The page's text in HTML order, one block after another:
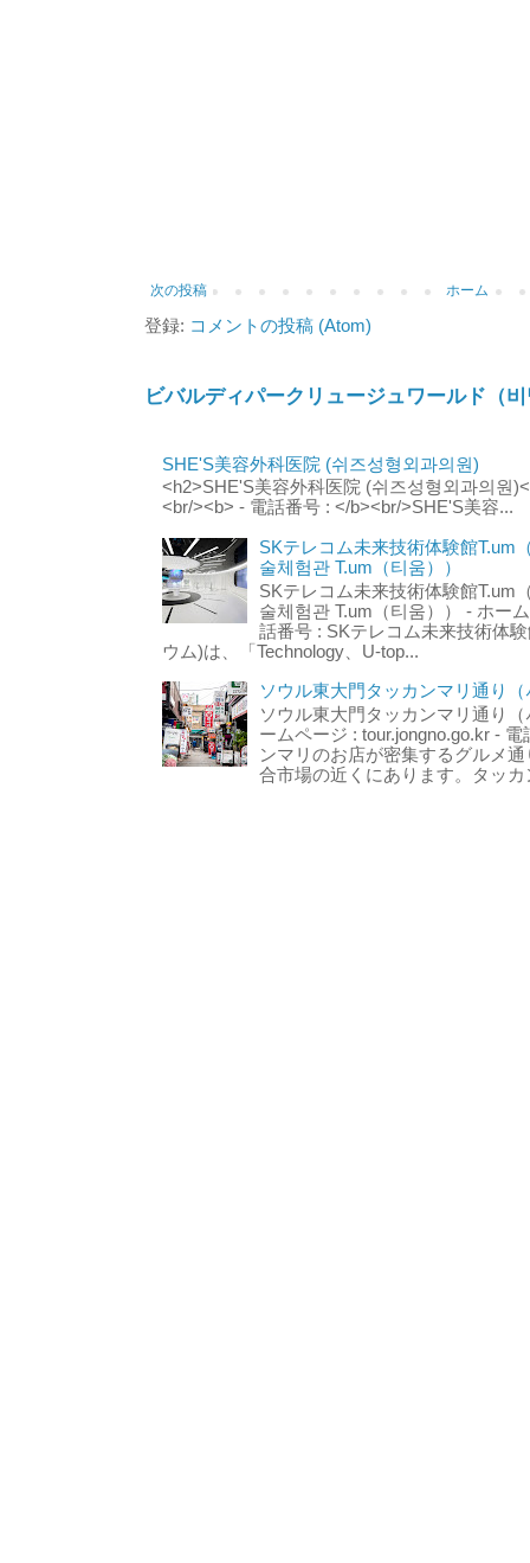
次の投稿 ホーム
登録: コメントの投稿 (Atom)
ビバルディパークリュージュワールド（
SHE'S美容外科医院 (쉬즈성형외과의원)
<h2>SHE'S美容外科医院 (쉬즈성형외과의원
<br/><b> - 電話番号 : </b><br/>SHE'S美容...
SKテレコム未来技術体験館T.um
술체험관 T.um（티움））
SKテレコム未来技術体験館T.um
술체험관 T.um（티움）） - ホー
話番号 : SKテレコム未来技術体
ウム)は、「Technology、U-top...
ソウル東大門タッカンマリ通り
ソウル東大門タッカンマリ通り
ームページ : tour.jongno.go.kr -
ンマリのお店が密集するグルメ
合市場の近くにあります。タッ